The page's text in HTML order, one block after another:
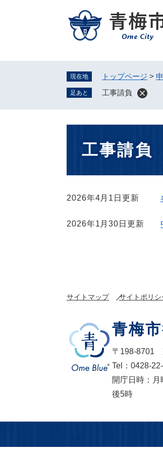
現在地 トップページ >
足あと 工事請負
工事請負
2026年4月1日更新
2026年1月30日更新
サイトマップ サイトポリシ
青梅
〒198-8701
Tel：0428-
開庁日時：
後5時